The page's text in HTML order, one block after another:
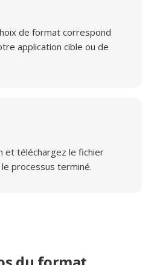
de format correspond
application cible ou de
et téléchargez le fichier
processus terminé.